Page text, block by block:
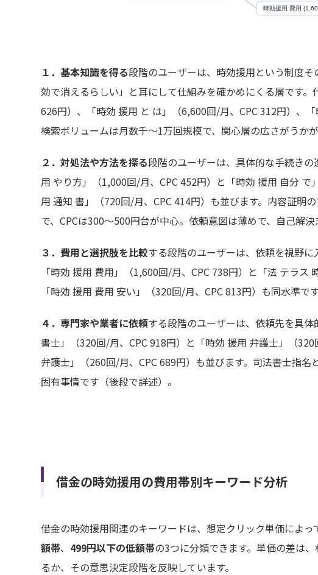
１．基本知識を得る段階のユーザーは、時効援用という制度
効で消えるらしい」と耳にして仕組みを確かめにくる層です
626円）、「時効 援用 と は」（6,600回/月、CPC 312円）、
検索ボリュームは月数千〜1万回規模で、関心層の広さがうかが
２．対処法や方法を探る段階のユーザーは、具体的な手続き
用 やり方」（1,000回/月、CPC 452円）と「時効 援用 自分
用 通知 書」（720回/月、CPC 414円）も並びます。内容証明
で、CPCは300〜500円台が中心。依頼意図は薄めで、自己解決
３．費用と選択肢を比較する段階のユーザーは、依頼を視野
「時効 援用 費用」（1,600回/月、CPC 738円）と「法 テラス
「時効 援用 費用 安い」（320回/月、CPC 813円）も同水準で
４．専門家や業者に依頼する段階のユーザーは、依頼先を具
書士」（320回/月、CPC 918円）と「時効 援用 弁護士」（
弁護士」（260回/月、CPC 689円）も並びます。司法書士指
固有事情です（後段で詳述）。
借金の時効援用の費用帯別キーワード分析
借金の時効援用関連のキーワードは、想定クリック単価によっ
額帯、 499円以下の低額帯の3つに分類できます。単価の差は
るか、その意思決定段階を反映しています。